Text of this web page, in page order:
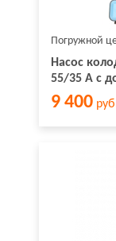
Погружной
Насос
55/35 А с
9 400